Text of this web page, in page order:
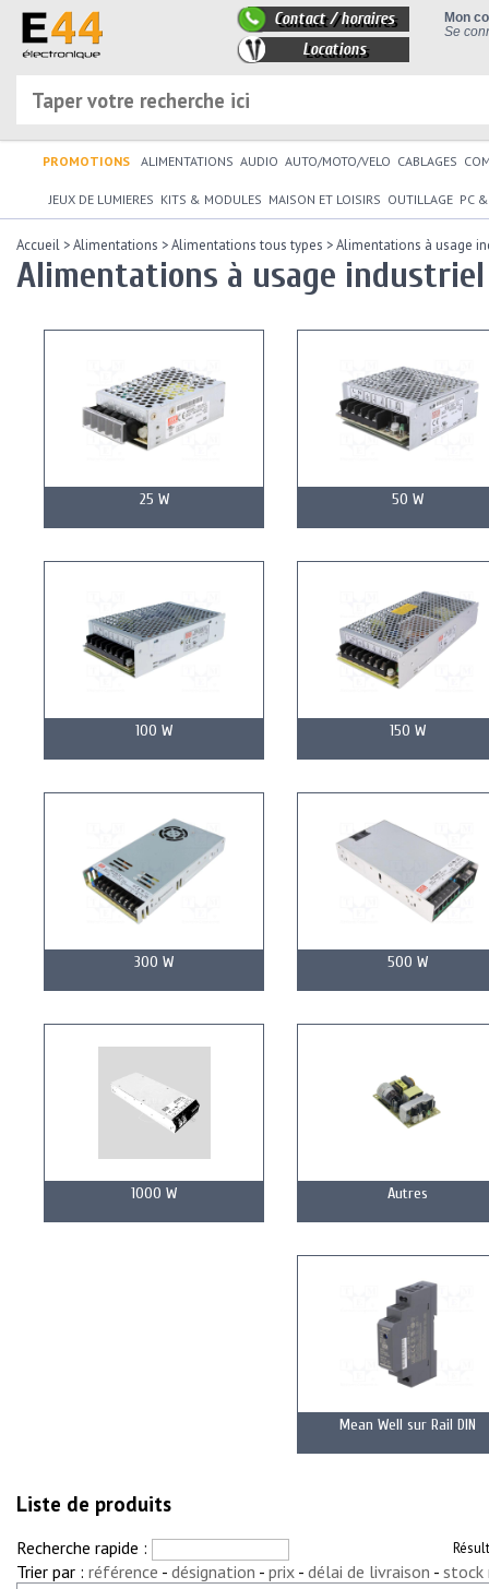
Mon
Se
Contact / horaires
Locations
PROMOTIONS ALIMENTATIONS AUDIO AUTO/MOTO/VELO CABLAGES
JEUX DE LUMIERES KITS & MODULES MAISON ET LOISIRS OUTILLAGE PC
Accueil >Alimentations >Alimentations tous types >Alimentations à usage
Alimentations à usage industriel
25 W 50 W
100 W 150 W
300 W 500 W
1000 W Autres
Mean Well sur Rail DIN
Liste de produits
Trier par : référence - désignation - prix - délai de livraison - stock
Recherche rapide :